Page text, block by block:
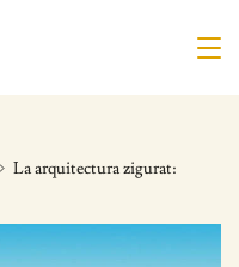
La arquitectura zigurat: